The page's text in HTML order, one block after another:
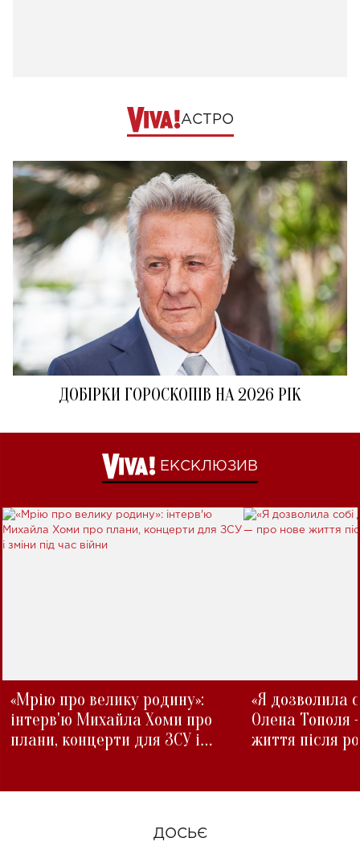
АСТРО
ДОБІРКИ ГОРОСКОПІВ НА 2026 РІК
ЕКСКЛЮЗИВ
«Мрію про велику родину»:
інтерв'ю Михайла Хоми про
плани, концерти для ЗСУ і
«Я дозволила
Олена Тополя
життя після
ДОСЬЄ